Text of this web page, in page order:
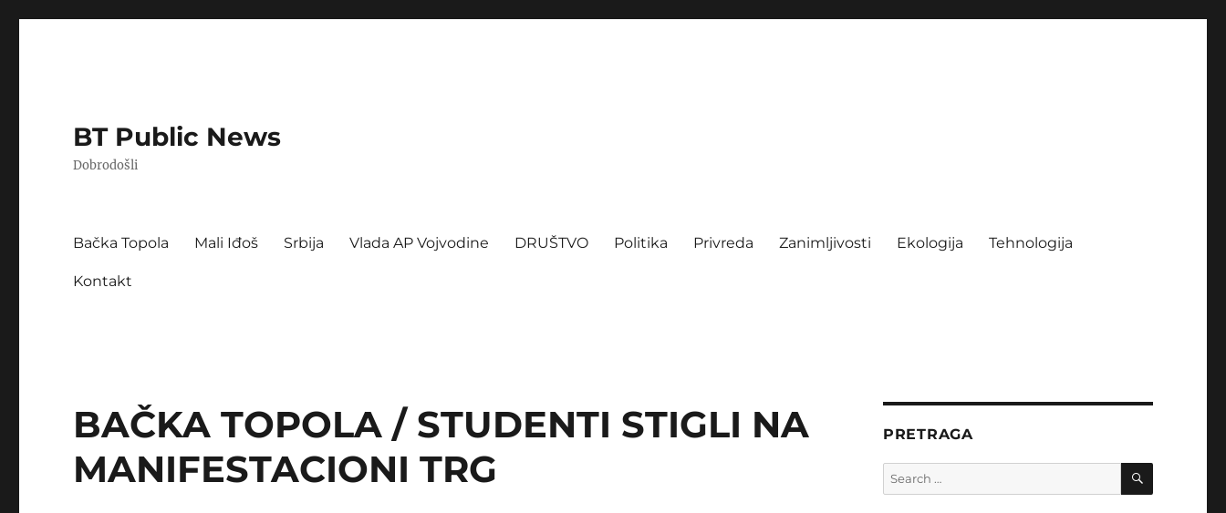
BT Public News
Dobrodošli
Bačka Topola Mali Iđoš Srbija Vlada AP Vojvodine DRUŠTVO Politika Privreda Zanimljivosti Ekologija Tehnologija
Kontakt
BAČKA TOPOLA / STUDENTI STIGLI NA
MANIFESTACIONI TRG
PRETRAGA
Search
for:
SEARCH